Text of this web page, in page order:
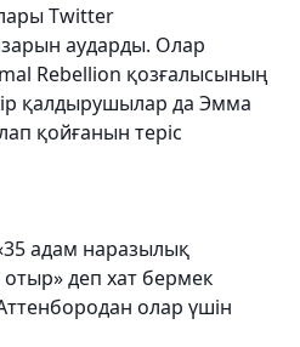
Twitter
аударды. Олар
Rebellion қозғалысының
қалдырушылар да Эмма
қойғанын теріс
адам наразылық
отыр» деп хат бермек
олар үшін